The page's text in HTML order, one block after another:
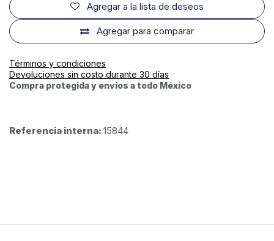
Agregar para comparar
Agregar a la lista de deseos
Términos y condiciones
Devoluciones sin costo durante 30 días
Compra protegida y envíos a todo México
Referencia interna: 15844